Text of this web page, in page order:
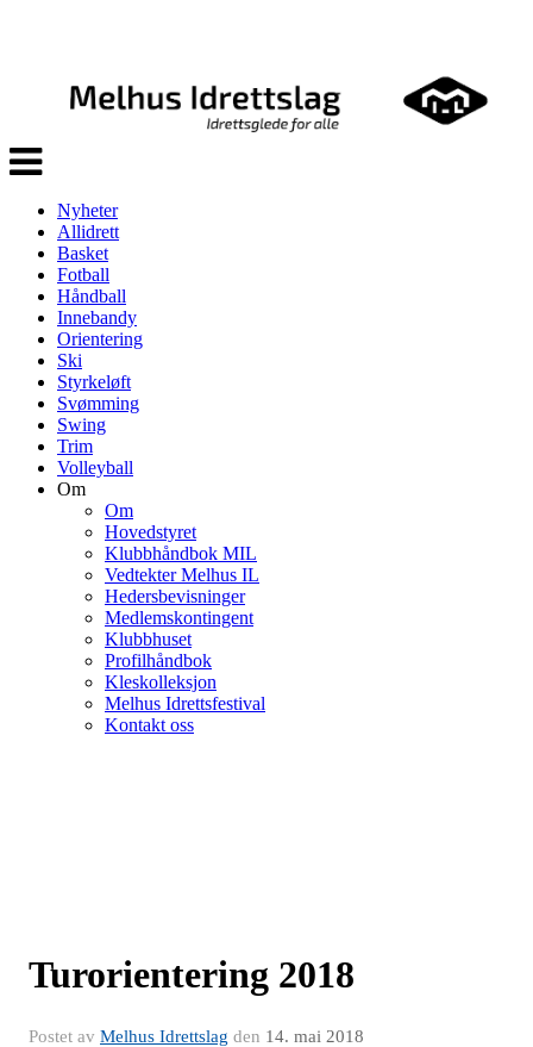
Veksle
navigasjon
Nyheter
Allidrett
Basket
Fotball
Håndball
Innebandy
Orientering
Ski
Styrkeløft
Svømming
Swing
Trim
Volleyball
Om
Om
Hovedstyret
Klubbhåndbok MIL
Vedtekter Melhus IL
Hedersbevisninger
Medlemskontingent
Klubbhuset
Profilhåndbok
Kleskolleksjon
Melhus Idrettsfestival
Kontakt oss
Turorientering 2018
Postet av Melhus Idrettslag den 14. mai 2018